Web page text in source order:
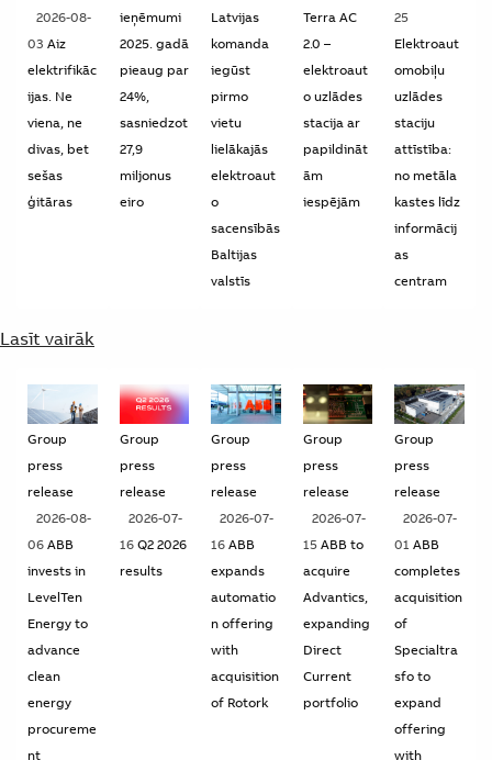
2026-08-
03 Aiz
elektrifikāc
ijas. Ne
viena, ne
divas, bet
sešas
ģitāras
ieņēmumi
2025. gadā
pieaug par
24%,
sasniedzot
27,9
miljonus
eiro
Latvijas
komanda
iegūst
pirmo
vietu
lielākajās
elektroaut
o
sacensībās
Baltijas
valstīs
Terra AC
2.0 –
elektroaut
o uzlādes
stacija ar
papildināt
ām
iespējām
25
Elektroaut
omobiļu
uzlādes
staciju
attīstība:
no metāla
kastes līdz
informācij
as
centram
Lasīt vairāk
Group
press
release
2026-08-
06 ABB
invests in
LevelTen
Energy to
advance
clean
energy
procureme
nt
Group
press
release
2026-07-
16 Q2 2026
results
Group
press
release
2026-07-
16ABB
expands
automatio
n offering
with
acquisition
of Rotork
Group
press
release
2026-07-
15 ABB to
acquire
Advantics,
expanding
Direct
Current
portfolio
Group
press
release
2026-07-
01ABB
completes
acquisition
of
Specialtra
sfo to
expand
offering
with